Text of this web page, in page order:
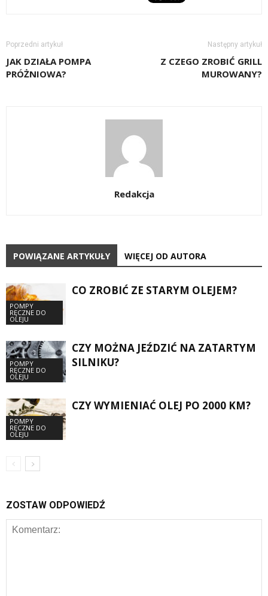
Poprzedni artykuł
JAK DZIAŁA POMPA
PRÓŻNIOWA?
Następny artykuł
Z CZEGO ZROBIĆ GRILL
MUROWANY?
Redakcja
POWIĄZANE ARTYKUŁY WIĘCEJ OD AUTORA
POMPY
RĘCZNE DO
OLEJU
CO ZROBIĆ ZE STARYM OLEJEM?
POMPY
RĘCZNE DO
OLEJU
CZY MOŻNA JEŹDZIĆ NA ZATARTYM
SILNIKU?
POMPY
RĘCZNE DO
OLEJU
CZY WYMIENIAĆ OLEJ PO 2000 KM?
ZOSTAW ODPOWIEDŹ